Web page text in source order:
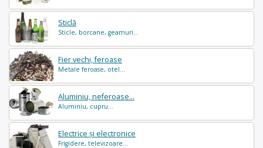
Sticlă
Sticle, borcane, geamuri...
Fier vechi, feroase
Metale feroase, otel...
Aluminiu, neferoase...
Aluminiu, cupru...
Electrice și electronice
Frigidere, televizoare...